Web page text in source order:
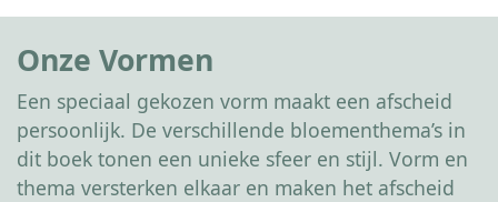
Onze Vormen
Een speciaal gekozen vorm maakt een afscheid
persoonlijk. De verschillende bloementhema’s in
dit boek tonen een unieke sfeer en stijl. Vorm en
thema versterken elkaar en maken het afscheid